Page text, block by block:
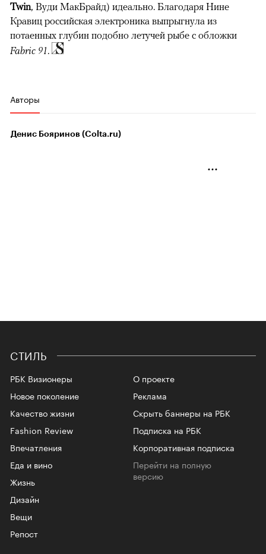
Twin, Вуди МакБрайд) идеально. Благодаря Нине
Кравиц российская электроника выпрыгнула из
потаенных глубин подобно летучей рыбе с обложки
Fabric 91.
Авторы
Денис Бояринов (Colta.ru)
СТИЛЬ
РБК Визионеры
Новое поколение
Качество жизни
Fashion Review
Впечатления
Еда и вино
Жизнь
Дизайн
Вещи
Репост
О проекте
Реклама
Скрыть баннеры на РБК
Подписка на РБК
Корпоративная подписка
Перейти на полную
версию